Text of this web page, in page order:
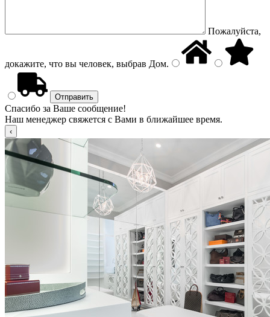
Пожалуйста,
докажите, что вы человек, выбрав Дом.
Спасибо за Ваше сообщение!
Наш менеджер свяжется с Вами в ближайшее время.